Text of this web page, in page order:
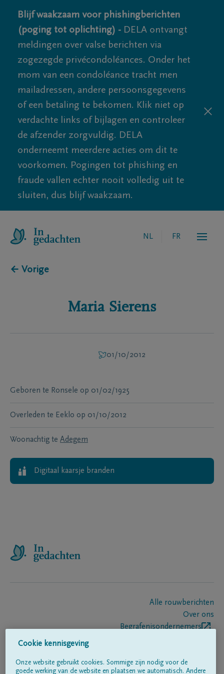
Blijf waakzaam voor phishingberichten
(poging tot oplichting) - DELA ontvangt
meldingen over valse berichten via
zogezegde privécondoléances. Onder het
mom van een condoléance tracht men
mailadressen, andere persoonsgegevens
of een betaling te bekomen. Klik niet op
verdachte links of bijlagen en controleer
de afzender zorgvuldig. DELA
onderneemt meerdere acties om dit te
voorkomen. Pogingen tot phishing en
fraude vallen echter nooit volledig uit te
sluiten, dus blijf waakzaam.
NL FR
← Vorige
Maria Sierens
01/10/2012
Geboren te Ronsele op 01/02/1925
Overleden te Eeklo op 01/10/2012
Woonachtig te Adegem
Digitaal kaarsje branden
Alle rouwberichten
Over ons
Begrafenisondernemers
Cookie kennisgeving
Onze website gebruikt cookies. Sommige zijn nodig voor de
goede werking van de website en plaatsen we automatisch. Andere